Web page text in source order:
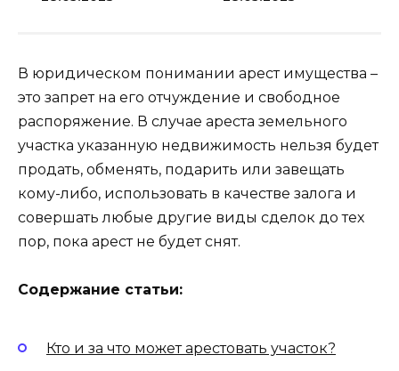
В юридическом понимании арест имущества –
это запрет на его отчуждение и свободное
распоряжение. В случае ареста земельного
участка указанную недвижимость нельзя будет
продать, обменять, подарить или завещать
кому-либо, использовать в качестве залога и
совершать любые другие виды сделок до тех
пор, пока арест не будет снят.
Содержание статьи:
Кто и за что может арестовать участок?